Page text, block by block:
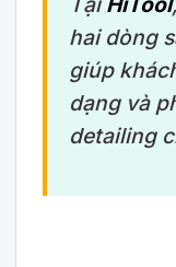
hai dòng
giúp
dạng và
detailing